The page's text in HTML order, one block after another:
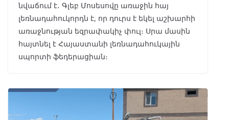
նվաճում է․ Գլեբ Մոսեսովը առաջին հայ
լեռնադահուկորդն է, որ դուրս է եկել աշխարհի
առաջնության եզրափակիչ փուլ։ Սրա մասին
հայտնել է Հայաստանի լեռնադահուկային
սպորտի ֆեդերացիան։